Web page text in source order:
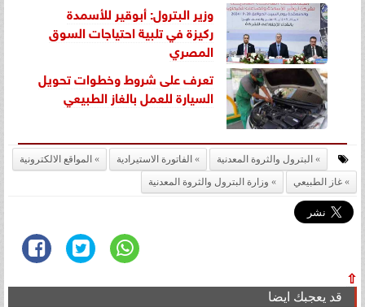
وزير البترول: أبوقير للأسمدة
ركيزة في تلبية احتياجات السوق
المصري
تعرف على شروط وخطوات تحويل
السيارة للعمل بالغاز الطبيعي
البترول والثروة المعدنية الفاتورة الاستيرادية
المواقع الالكترونية
غاز الطبيعي
وزارة البترول والثروة المعدنية
⇧
قد يعجبك ايضا